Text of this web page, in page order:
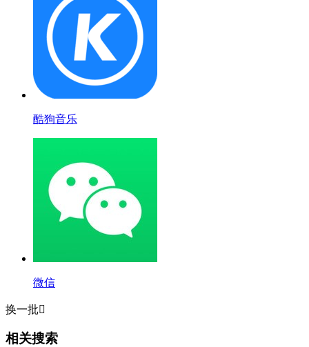
酷狗音乐
微信
换一批
相关搜索